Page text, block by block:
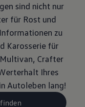
sind nicht nur
für Rost und
zu
Karosserie für
Crafter
Ihres
Autoleben lang!